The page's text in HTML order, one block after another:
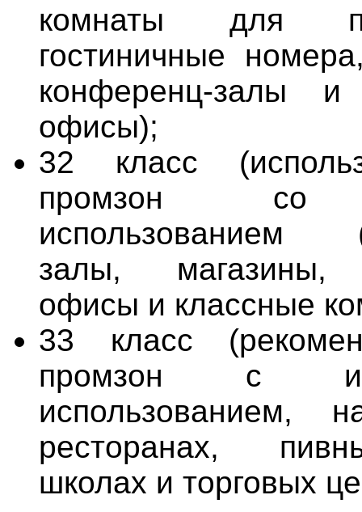
комнаты для
гостиничные
конференц-залы и
офисы);
32 класс
промзон со
использованием
залы, магазины,
офисы и классные
33 класс
промзон с
использованием,
ресторанах,
школах и торговых